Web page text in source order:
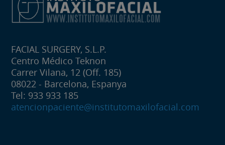
FACIAL SURGERY, S.L.P.
Centro Médico Teknon
Carrer Vilana, 12 (Off. 185)
08022 - Barcelona, Espanya
Tel: 933 933 185
atencionpaciente@institutomaxilofacial.com